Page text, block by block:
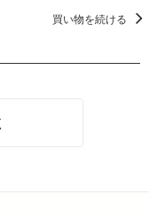
買い物を続ける